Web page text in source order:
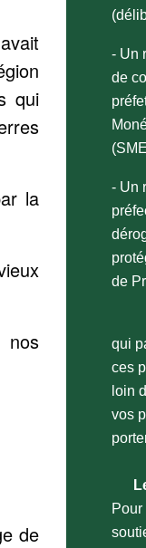
qui
la
nos
de
- Un
de
- Un
de
qui
ces
loin
vos